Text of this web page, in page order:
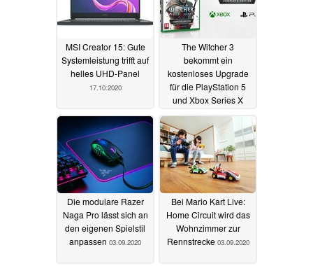
MSI Creator 15: Gute
Systemleistung trifft auf
helles UHD-Panel
17.10.2020
The Witcher 3
bekommt ein
kostenloses Upgrade
für die PlayStation 5
und Xbox Series X
04.09.2020
Die modulare Razer
Naga Pro lässt sich an
den eigenen Spielstil
anpassen 03.09.2020
Bei Mario Kart Live:
Home Circuit wird das
Wohnzimmer zur
Rennstrecke 03.09.2020